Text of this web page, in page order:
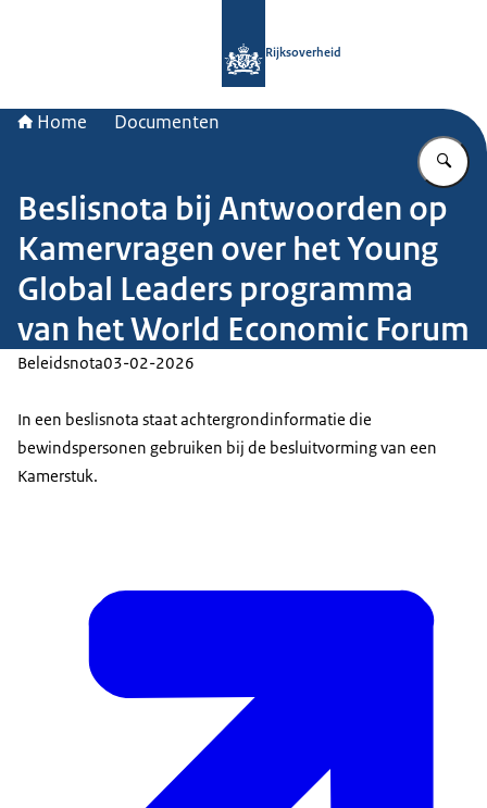
Rijksoverheid
Home Documenten
Beslisnota bij Antwoorden op
Kamervragen over het Young
Global Leaders programma
van het World Economic Forum
Beleidsnota03-02-2026
In een beslisnota staat achtergrondinformatie die
bewindspersonen gebruiken bij de besluitvorming van een
Kamerstuk.